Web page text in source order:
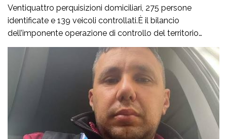
Ventiquattro perquisizioni domiciliari, 275 persone
identificate e 139 veicoli controllati.È il bilancio
dell’imponente operazione di controllo del territorio
condotta il7 agosto nel quartiere Ciambra di Gioia Tauro,
nell’ambito di un servizio straordinario ad “Alto Impatto”
disposto per rafforzare la presenza delle istituzioni e
contrastare ogni forma di illegalità. Un’azione massiccia
e coordinata che ha visto […]